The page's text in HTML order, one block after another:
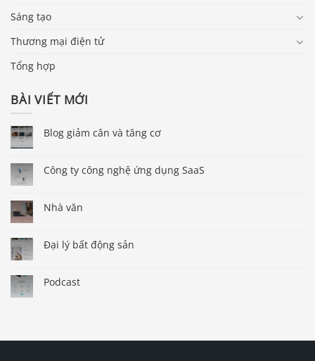
Sáng tạo
Thương mại điện tử
Tổng hợp
BÀI VIẾT MỚI
Blog giảm cân và tăng cơ
Công ty công nghệ ứng dụng SaaS
Nhà văn
Đại lý bất động sản
Podcast